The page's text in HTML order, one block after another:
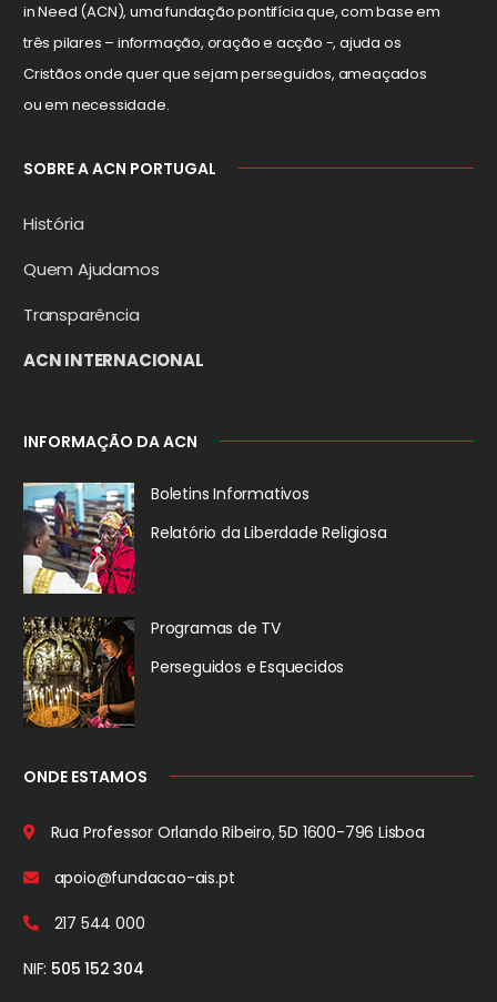
in Need (ACN), uma fundação pontifícia que, com base em
três pilares – informação, oração e acção -, ajuda os
Cristãos onde quer que sejam perseguidos, ameaçados
ou em necessidade.
SOBRE A ACN PORTUGAL
História
Quem Ajudamos
Transparência
ACN INTERNACIONAL
INFORMAÇÃO DA ACN
Boletins Informativos
Relatório da Liberdade Religiosa
Programas de TV
Perseguidos e Esquecidos
ONDE ESTAMOS
Rua Professor Orlando Ribeiro, 5D 1600-796 Lisboa
apoio@fundacao-ais.pt
217 544 000
NIF: 505 152 304